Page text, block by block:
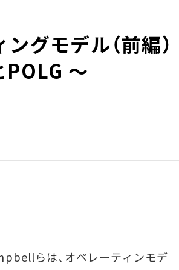
グモデル（前編）
POLG ～
らは、オペレーティンモデ